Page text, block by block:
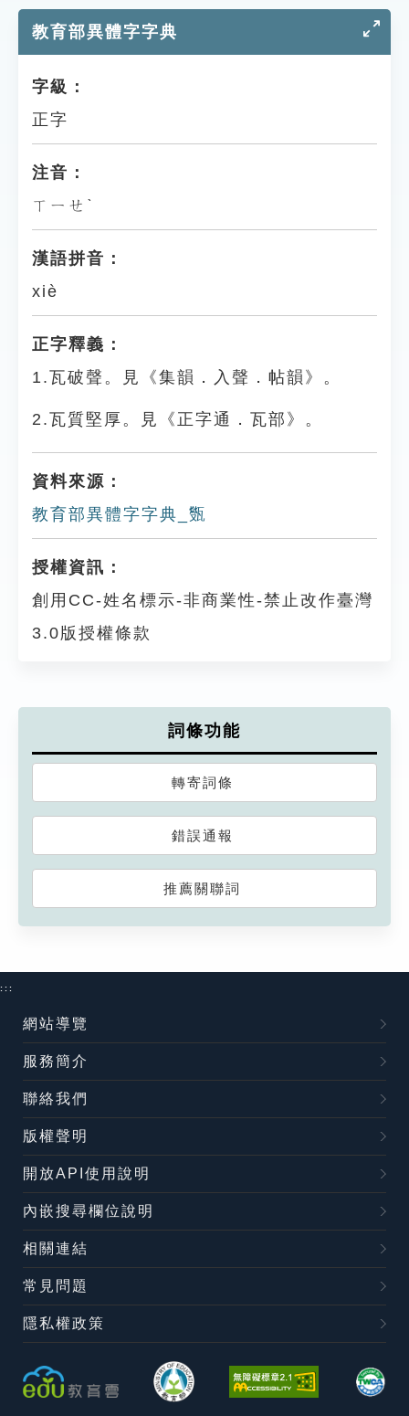
貓頭鷹博士
教育部異體字字典
字級：
正字
注音：
ㄒㄧㄝˋ
漢語拼音：
xiè
正字釋義：
1.瓦破聲。見《集韻．入聲．帖韻》。
2.瓦質堅厚。見《正字通．瓦部》。
資料來源：
教育部異體字字典_㽊
授權資訊：
創用CC-姓名標示-非商業性-禁止改作臺灣
3.0版授權條款
詞條功能
轉寄詞條
錯誤通報
推薦關聯詞
:::
網站導覽
服務簡介
聯絡我們
版權聲明
開放API使用說明
內嵌搜尋欄位說明
相關連結
常見問題
隱私權政策